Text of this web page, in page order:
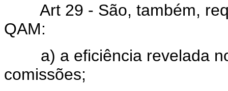
Art 29 - São, também,
QAM:
a) a eficiência revelada no
comissões;